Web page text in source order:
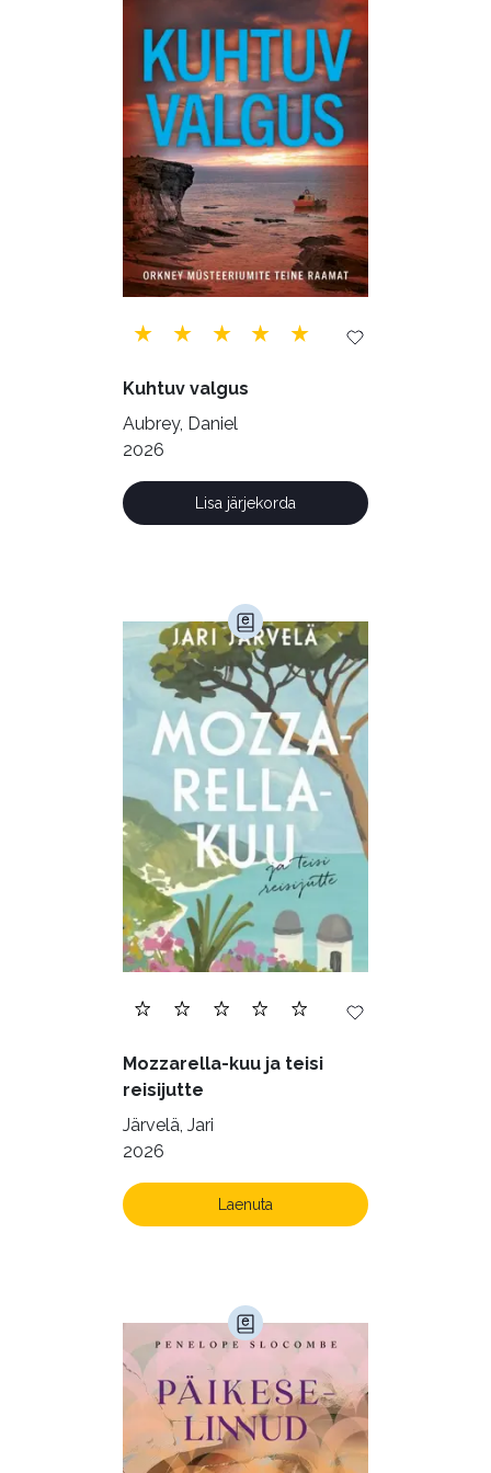
Õppekirjandus (48)
Ühiskond (168)
Kuhtuv valgus
Aubrey, Daniel
2026
Lisa järjekorda
Mozzarella-kuu ja teisi
reisijutte
Järvelä, Jari
2026
Laenuta